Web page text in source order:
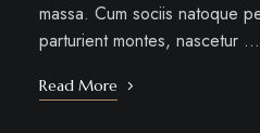
massa. Cum sociis natoque
parturient montes, nascetur …
Read More